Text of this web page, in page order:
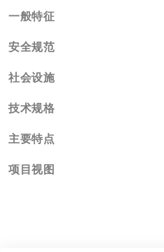
一般特征
安全规范
社会设施
技术规格
主要特点
项目视图